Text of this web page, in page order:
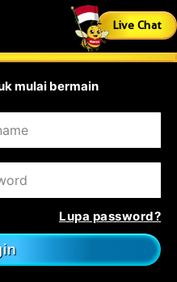
Live Chat
mulai bermain
Lupa password?